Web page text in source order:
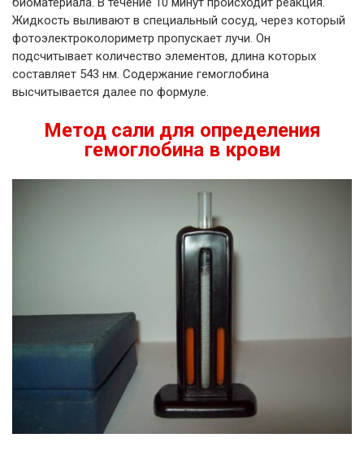
Жидкость выливают в специальный сосуд, через который
фотоэлектроколориметр пропускает лучи. Он
подсчитывает количество элементов, длина которых
составляет 543 нм. Содержание гемоглобина
высчитывается далее по формуле.
Метод сали для определения
гемоглобина в крови